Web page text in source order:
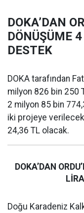
DOKA’DAN
DÖNÜŞÜME
DESTEK
DOKA tarafından
milyon 826 bin 250
2 milyon 85 bin
iki projeye
24,36 TL olacak.
DOKA’DAN
Doğu Karadeniz